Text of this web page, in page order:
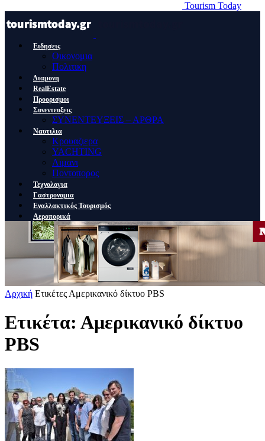
Tourism Today
Ειδησεις
Οικονομια
Πολιτικη
Διαμονη
RealEstate
Προορισμοι
Συνεντευξεις
ΣΥΝΕΝΤΕΥΞΕΙΣ – ΑΡΘΡΑ
Ναυτιλια
Κρουαζιερα
YACHTING
Λιμανι
Ποντοπορος
Τεχνολογια
Γαστρονομια
Εναλλακτικός Τουρισμός
Αεροπορικά
Αρχική Ετικέτες Αμερικανικό δίκτυο PBS
Ετικέτα: Αμερικανικό δίκτυο
PBS